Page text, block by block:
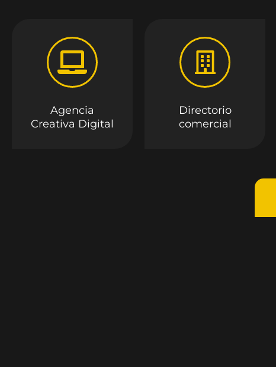
Agencia
Creativa Digital
Directorio
comercial